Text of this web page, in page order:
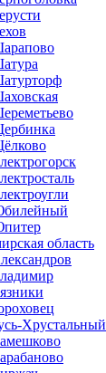
область
Хрустальный